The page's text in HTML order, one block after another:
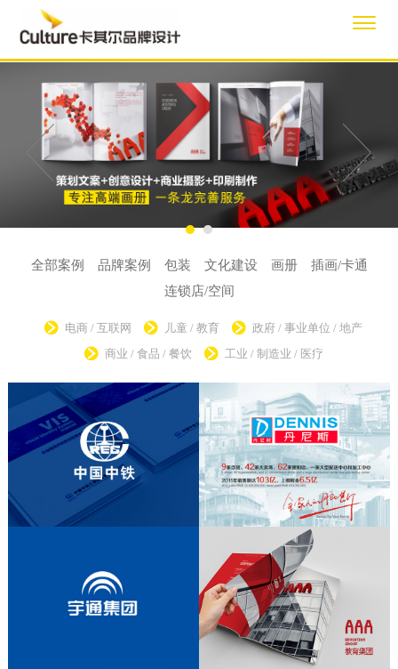
全部案例 品牌案例 包装 文化建设 画册
插画/卡通
连锁店/空间
电商 / 互联网 儿童 / 教育
政府 / 事业单位 / 地产
商业 / 食品 / 餐饮
工业 / 制造业 / 医疗
中铁装备集团VI系统规范 ｜ 中铁合文
化系统建立 ｜ 中铁家文化导入
内部期刊设计 ｜ 厂区环境导视设
计 ｜ 企业展厅设计
品牌形象维护设计 / 宣传系统设计 /
招商画册设计
丹尼斯月饼包装设计 /
粽子包装设
计
/ 礼盒包装设计
业展厅设计
VI系统设计、宣传画册设计、环境导视
设计、园区软装设计